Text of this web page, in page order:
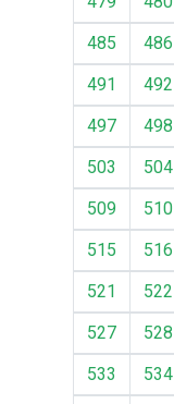
485
486
491
492
497
498
503
504
509
510
515
516
521
522
527
528
533
534